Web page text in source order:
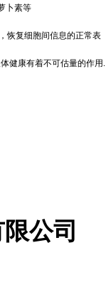
卜素等
恢复细胞间信息的正常表
健康有着不可估量的作用.
公司